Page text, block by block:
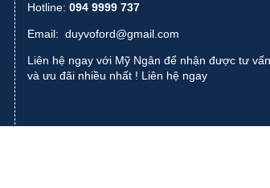
Hotline: 094 9999 737
Email: duyvoford@gmail.com
Liên hệ ngay với Mỹ Ngân để nhận được tư
và ưu đãi nhiều nhất ! Liên hệ ngay